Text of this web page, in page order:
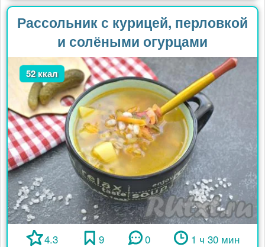
Рассольник с курицей, перловкой
и солёными огурцами
52 ккал
4.3 9 0 1 ч 30 мин